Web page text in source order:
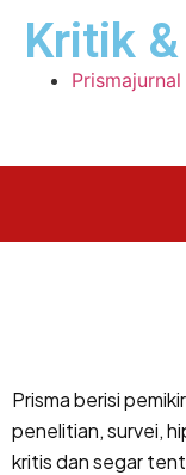
Kritik
Prismajurnal
Prisma berisi
penelitian, survei,
kritis dan segar